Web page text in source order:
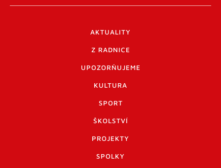
AKTUALITY
Z RADNICE
UPOZORŇUJEME
KULTURA
SPORT
ŠKOLSTVÍ
PROJEKTY
SPOLKY